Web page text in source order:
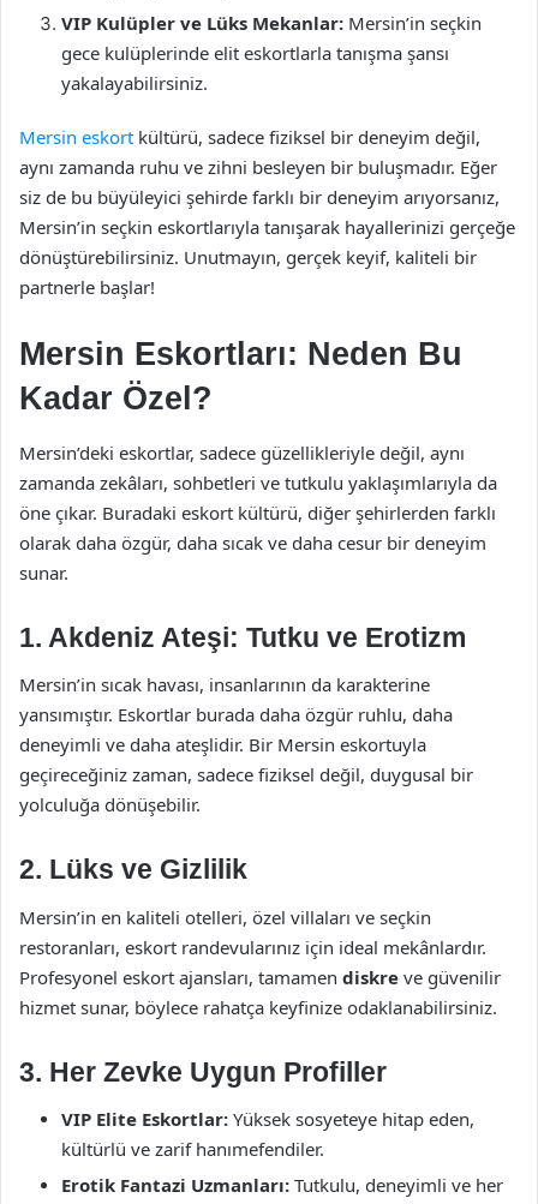
VIP Kulüpler ve Lüks Mekanlar: Mersin’in seçkin
gece kulüplerinde elit eskortlarla tanışma şansı
yakalayabilirsiniz.
Mersin eskort kültürü, sadece fiziksel bir deneyim değil,
aynı zamanda ruhu ve zihni besleyen bir buluşmadır. Eğer
siz de bu büyüleyici şehirde farklı bir deneyim arıyorsanız,
Mersin’in seçkin eskortlarıyla tanışarak hayallerinizi gerçeğe
dönüştürebilirsiniz. Unutmayın, gerçek keyif, kaliteli bir
partnerle başlar!
Mersin Eskortları: Neden Bu
Kadar Özel?
Mersin’deki eskortlar, sadece güzellikleriyle değil, aynı
zamanda zekâları, sohbetleri ve tutkulu yaklaşımlarıyla da
öne çıkar. Buradaki eskort kültürü, diğer şehirlerden farklı
olarak daha özgür, daha sıcak ve daha cesur bir deneyim
sunar.
1. Akdeniz Ateşi: Tutku ve Erotizm
Mersin’in sıcak havası, insanlarının da karakterine
yansımıştır. Eskortlar burada daha özgür ruhlu, daha
deneyimli ve daha ateşlidir. Bir Mersin eskortuyla
geçireceğiniz zaman, sadece fiziksel değil, duygusal bir
yolculuğa dönüşebilir.
2. Lüks ve Gizlilik
Mersin’in en kaliteli otelleri, özel villaları ve seçkin
restoranları, eskort randevularınız için ideal mekânlardır.
Profesyonel eskort ajansları, tamamen diskre ve güvenilir
hizmet sunar, böylece rahatça keyfinize odaklanabilirsiniz.
3. Her Zevke Uygun Profiller
VIP Elite Eskortlar: Yüksek sosyeteye hitap eden,
kültürlü ve zarif hanımefendiler.
Erotik Fantazi Uzmanları: Tutkulu, deneyimli ve her